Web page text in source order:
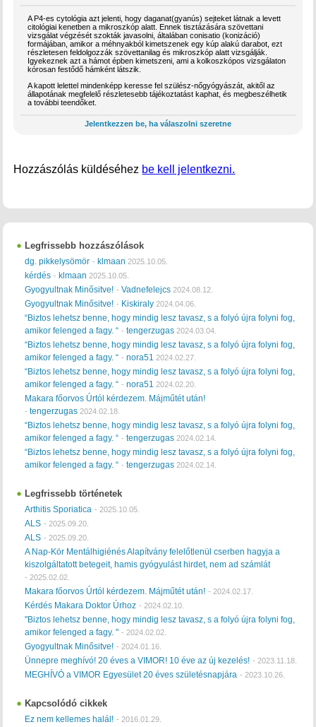
A P4-es cytológia azt jelenti, hogy daganat(gyanús) sejteket látnak a levett
citológiai kenetben a mikroszkóp alatt. Ennek tisztázására szövettani
vizsgálat végzését szokták javasolni, általában conisatio (konizáció)
formájában, amikor a méhnyakból kimetszenek egy kúp alakú darabot, ezt
részletesen feldolgozzák szövettanilag és mikroszkóp alatt vizsgálják.
Igyekeznek azt a hámot épben kimetszeni, ami a kolkoszkópos vizsgálaton
kórosan festődő hámként látszik.
A kapott lelettel mindenképp keresse fel szülész-nőgyógyászát, akitől az
állapotának megfelelő részletesebb tájékoztatást kaphat, és megbeszélhetik
a további teendőket.
Jelentkezzen be, ha válaszolni szeretne
Hozzászólás küldéséhez be kell jelentkezni.
Legfrissebb hozzászólások
dg. pikkelysömör - klmaan 2025.10.05.
kérdés - klmaan 2025.10.05.
Gyogyultnak Minősitve! -Vadnefelejcs 2024.08.12.
Gyogyultnak Minősitve! - Kiskiraly 2024.04.06.
“Biztos lehetsz benne, hogy mindig lesz tavasz, s a folyó újra folyni fog,
amikor felenged a fagy. “ -tengerzugas 2024.03.04.
“Biztos lehetsz benne, hogy mindig lesz tavasz, s a folyó újra folyni fog,
amikor felenged a fagy. “ -nora51 2024.02.27.
“Biztos lehetsz benne, hogy mindig lesz tavasz, s a folyó újra folyni fog,
amikor felenged a fagy. “ -nora51 2024.02.20.
Makara főorvos Úrtól kérdezem. Májműtét után!
-tengerzugas 2024.02.18.
“Biztos lehetsz benne, hogy mindig lesz tavasz, s a folyó újra folyni fog,
amikor felenged a fagy. “ -tengerzugas 2024.02.14.
“Biztos lehetsz benne, hogy mindig lesz tavasz, s a folyó újra folyni fog,
amikor felenged a fagy. “ -tengerzugas 2024.02.14.
Legfrissebb történetek
Arthitis Sporiatica - 2025.10.05.
ALS - 2025.09.20.
ALS - 2025.09.20.
A Nap-Kör Mentálhigiénés Alapítvány felelőtlenül cserben hagyja a
kiszolgáltatott betegeit, hamis gyógyulást hirdet, nem ad számlát
- 2025.02.02.
Makara főorvos Úrtól kérdezem. Májműtét után! - 2024.02.17.
Kérdés Makara Doktor Úrhoz - 2024.02.10.
"Biztos lehetsz benne, hogy mindig lesz tavasz, s a folyó újra folyni fog,
amikor felenged a fagy. " - 2024.02.02.
Gyogyultnak Minősitve! - 2024.01.16.
Ünnepre meghívó! 20 éves a VIMOR! 10 éve az új kezelés! - 2023.11.18.
MEGHÍVÓ a VIMOR Egyesület 20 éves születésnapjára - 2023.10.26.
Kapcsolódó cikkek
Ez nem kellemes halál! - 2016.01.29.